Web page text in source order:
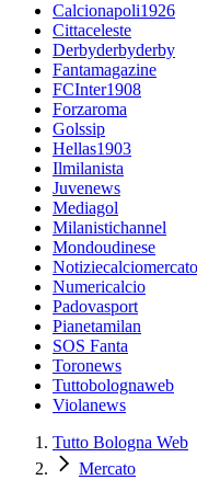
Calcionapoli1926
Cittaceleste
Derbyderbyderby
Fantamagazine
FCInter1908
Forzaroma
Golssip
Hellas1903
Ilmilanista
Juvenews
Mediagol
Milanistichannel
Mondoudinese
Notiziecalciomercato
Numericalcio
Padovasport
Pianetamilan
SOS Fanta
Toronews
Tuttobolognaweb
Violanews
Tutto Bologna Web
Mercato